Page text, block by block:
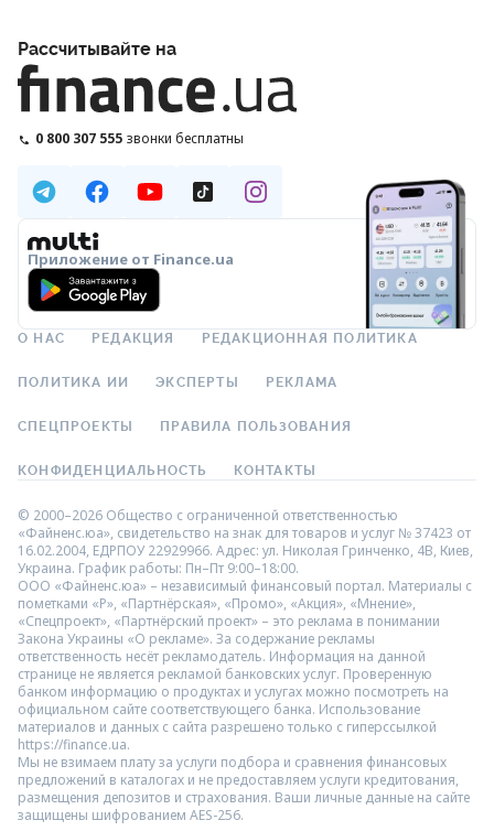
Рассчитывайте на
0 800 307 555 звонки бесплатны
Приложение от Finance.ua
О НАС РЕДАКЦИЯ РЕДАКЦИОННАЯ ПОЛИТИКА
ПОЛИТИКА ИИ ЭКСПЕРТЫ РЕКЛАМА
СПЕЦПРОЕКТЫ ПРАВИЛА ПОЛЬЗОВАНИЯ
КОНФИДЕНЦИАЛЬНОСТЬ КОНТАКТЫ
© 2000–2026 Общество с ограниченной ответственностью
«Файненс.юа», свидетельство на знак для товаров и услуг № 37423 от
16.02.2004, ЕДРПОУ 22929966. Адрес: ул. Николая Гринченко, 4В, Киев,
Украина. График работы: Пн–Пт 9:00–18:00.
ООО «Файненс.юа» – независимый финансовый портал. Материалы с
пометками «Р», «Партнёрская», «Промо», «Акция», «Мнение»,
«Спецпроект», «Партнёрский проект» – это реклама в понимании
Закона Украины «О рекламе». За содержание рекламы
ответственность несёт рекламодатель. Информация на данной
странице не является рекламой банковских услуг. Проверенную
банком информацию о продуктах и услугах можно посмотреть на
официальном сайте соответствующего банка. Использование
материалов и данных с сайта разрешено только с гиперссылкой
https://finance.ua.
Мы не взимаем плату за услуги подбора и сравнения финансовых
предложений в каталогах и не предоставляем услуги кредитования,
размещения депозитов и страхования. Ваши личные данные на сайте
защищены шифрованием AES-256.